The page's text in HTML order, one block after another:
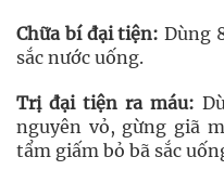
Chữa bí đại tiện:Dùng
sắc nước uống.
Trị đại tiện ra máu:
nguyên vỏ, gừng giã
tẩm giấm bỏ bã sắc